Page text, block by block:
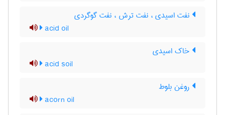
نفت اسیدی ، نفت ترش ، نفت گوگردی
acid oil
خاک اسیدی
acid soil
روغن بلوط
acorn oil